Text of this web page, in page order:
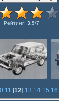
Рейтинг: 3.9/7
11 [12] 13 14 15 16